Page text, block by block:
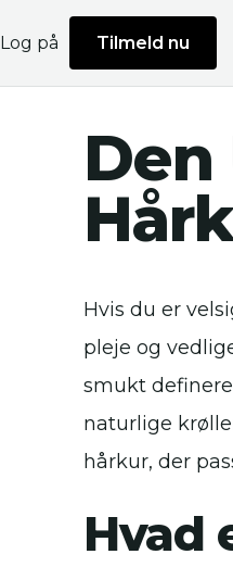
Log på Tilmeld nu
Hvis du er
pleje og
smukt
naturlige
hårkur, der
Hvad